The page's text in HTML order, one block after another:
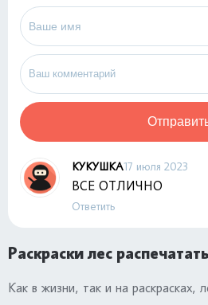
КУКУШКА17 июля 2023
ВСЕ ОТЛИЧНО
Ответить
Раскраски лес распечатать
Как в жизни, так и на раскрасках,